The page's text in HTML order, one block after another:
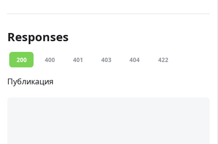
Responses
200 400 401 403 404 422
Публикация